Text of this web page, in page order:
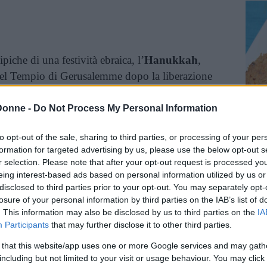
- Do Not Process My Personal Information
opt-out of the sale, sharing to third parties, or processing of your
for targeted advertising by us, please use the below opt-out
selection. Please note that after your opt-out request is processed
interest-based ads based on personal information utilized by us
to third parties prior to your opt-out. You may separately
of your personal information by third parties on the IAB’s list of
This information may also be disclosed by us to third parties on the
Participants that may further disclose it to other third parties.
that this website/app uses one or more Google services and may
but not limited to your visit or usage behaviour. You may
di una festività ebraica, l’Hanukkah,
Tempio di Gerusalemme dopo la liberazione
gli ebrei dai dettami della loro
dei lumi” e infatti vengono accese le tede
ininterrottamente 7 notti e 7 giorni.
dei piatti tradizionali da preparare, e i latkes
sono preparati in base ai principi delladieta
ebraica, ma che contiene dettami
in regole di alimentazione sana.
esempio il non mescolare insieme nella
da animali diversi, e infatti le proteine
latkes sono solo quelle delle uova. Il resto
Piatti